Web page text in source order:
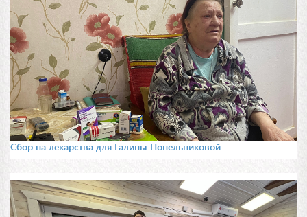
Сбор на лекарства для Галины Попельниковой